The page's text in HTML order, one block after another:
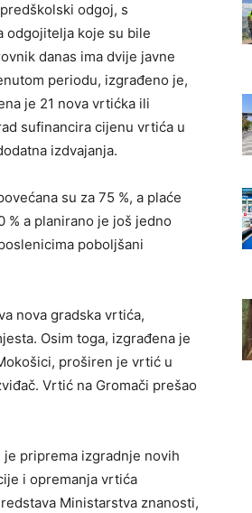
odgoj, s
odgojitelja koje su bile
danas ima dvije javne
periodu, izgrađeno je,
je 21 nova vrtićka ili
sufinancira cijenu vrtića u
izdvajanja.
su za 75 %, a plaće
% a planirano je još jedno
poboljšani
nova gradska vrtića,
Osim toga, izgrađena je
proširen je vrtić u
Vrtić na Gromači prešao
priprema izgradnje novih
i opremanja vrtića
Ministarstva znanosti,